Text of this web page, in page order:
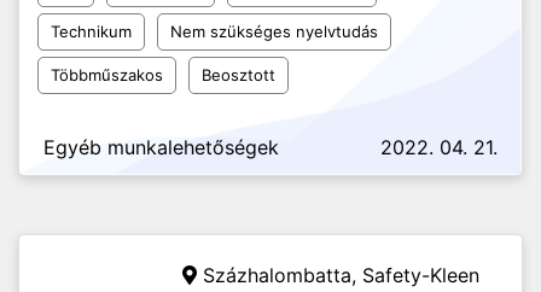
Technikum Nem szükséges nyelvtudás
Többműszakos Beosztott
Egyéb munkalehetőségek 2022. 04. 21.
Százhalombatta, Safety-Kleen